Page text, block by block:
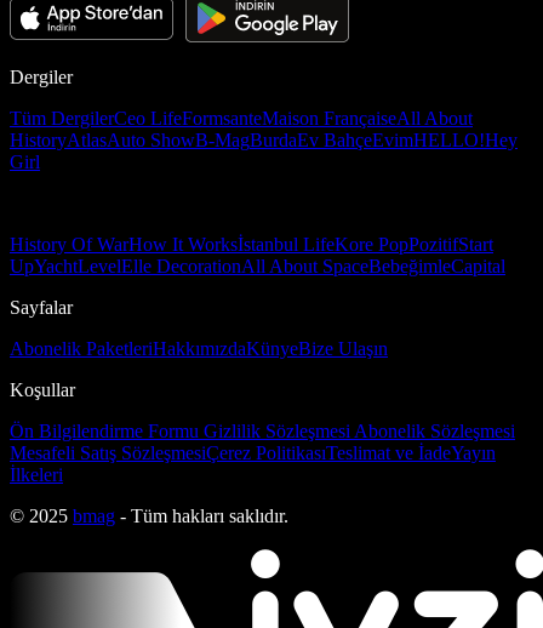
Dergiler
Tüm DergilerCeo LifeFormsanteMaison FrançaiseAll About
HistoryAtlasAuto ShowB-MagBurdaEv BahçeEvimHELLO!Hey
Girl
History Of WarHow It Worksİstanbul LifeKore PopPozitifStart
UpYachtLevelElle DecorationAll About SpaceBebeğimleCapital
Sayfalar
Abonelik PaketleriHakkımızdaKünyeBize Ulaşın
Koşullar
Ön Bilgilendirme Formu Gizlilik Sözleşmesi Abonelik Sözleşmesi
Mesafeli Satış SözleşmesiÇerez PolitikasıTeslimat ve İadeYayın
İlkeleri
© 2025 bmag - Tüm hakları saklıdır.